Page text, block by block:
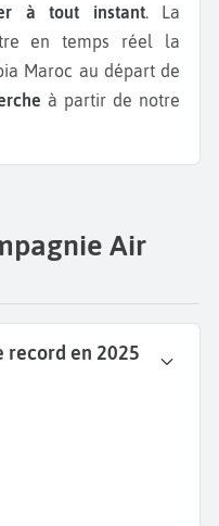
à tout instant. La
en temps réel la
Maroc au départ de
à partir de notre
Air
record en 2025